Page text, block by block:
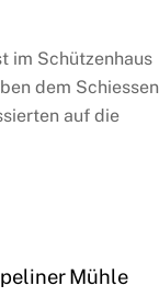
im Schützenhaus
dem Schiessen
auf die
Mühle